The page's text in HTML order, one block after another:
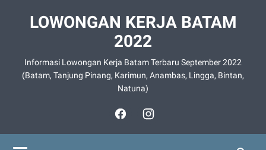
LOWONGAN KERJA BATAM
2022
Informasi Lowongan Kerja Batam Terbaru September 2022
(Batam, Tanjung Pinang, Karimun, Anambas, Lingga, Bintan,
Natuna)